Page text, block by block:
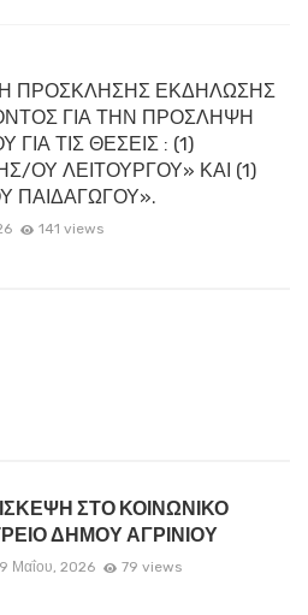
ΠΡΟΣΚΛΗΣΗΣ ΕΚΔΗΛΩΣΗΣ
ΓΙΑ ΤΗΝ ΠΡΟΣΛΗΨΗ
ΓΙΑ ΤΙΣ ΘΕΣΕΙΣ : (1)
ΟΥ ΛΕΙΤΟΥΡΓΟΥ» ΚΑΙ (1)
ΠΑΙΔΑΓΩΓΟΥ».
141 views
ΣΤΟ ΚΟΙΝΩΝΙΚΟ
ΔΗΜΟΥ ΑΓΡΙΝΙΟΥ
Μαΐου, 2026 79 views